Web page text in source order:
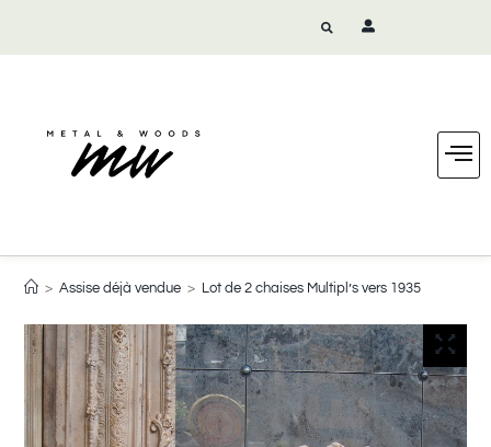
> Assise déjà vendue > Lot de 2 chaises Multipl’s vers 1935